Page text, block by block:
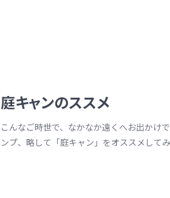
庭キャンのススメ
こんなご時世で、なかなか遠くへお出かけ
ンプ、略して「庭キャン」をオススメして